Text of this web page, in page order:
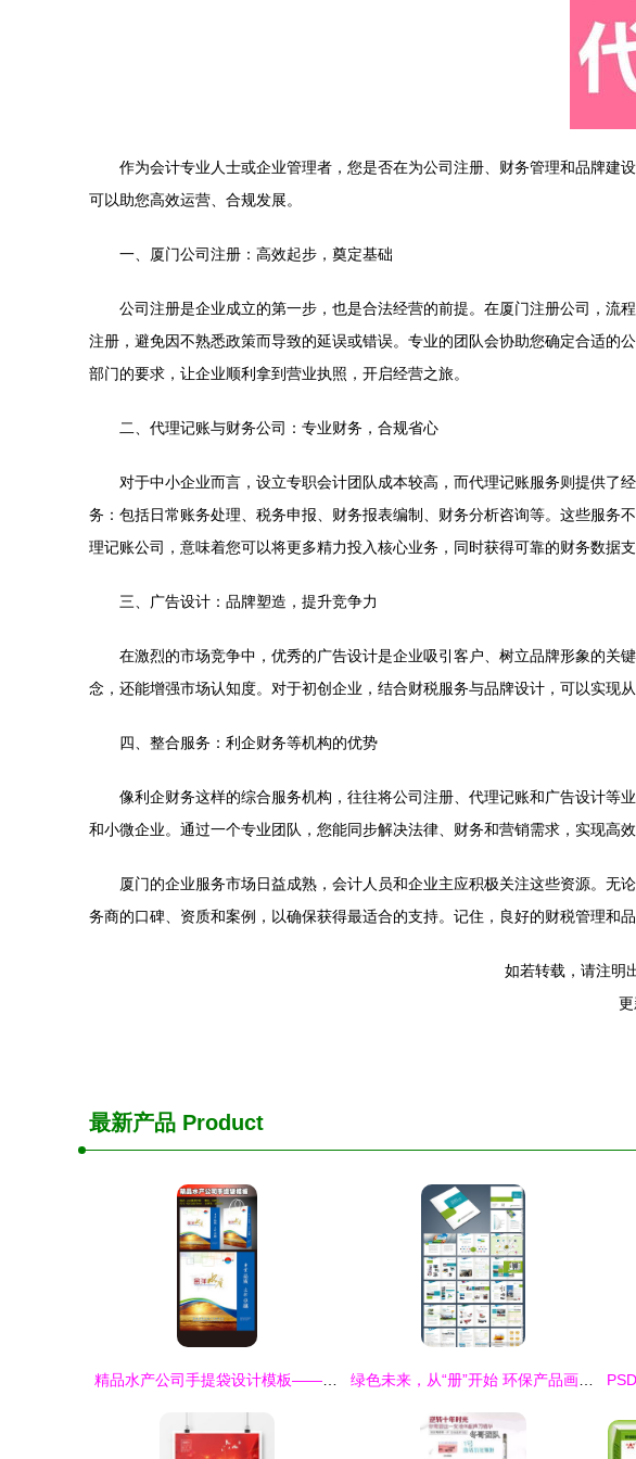
作为会计专业人士或企业管理者，您是否在为公司注册、财务管理和品牌建
可以助您高效运营、合规发展。
一、厦门公司注册：高效起步，奠定基础
公司注册是企业成立的第一步，也是合法经营的前提。在厦门注册公司，流
注册，避免因不熟悉政策而导致的延误或错误。专业的团队会协助您确定合适
部门的要求，让企业顺利拿到营业执照，开启经营之旅。
二、代理记账与财务公司：专业财务，合规省心
对于中小企业而言，设立专职会计团队成本较高，而代理记账服务则提供了
务：包括日常账务处理、税务申报、财务报表编制、财务分析咨询等。这些服
理记账公司，意味着您可以将更多精力投入核心业务，同时获得可靠的财务数据支
三、广告设计：品牌塑造，提升竞争力
在激烈的市场竞争中，优秀的广告设计是企业吸引客户、树立品牌形象的关
念，还能增强市场认知度。对于初创企业，结合财税服务与品牌设计，可以实现
四、整合服务：利企财务等机构的优势
像利企财务这样的综合服务机构，往往将公司注册、代理记账和广告设计等
和小微企业。通过一个专业团队，您能同步解决法律、财务和营销需求，实现高效
厦门的企业服务市场日益成熟，会计人员和企业主应积极关注这些资源。
务商的口碑、资质和案例，以确保获得最适合的支持。记住，良好的财税管理和
如若转载，请注明
最新产品 Product